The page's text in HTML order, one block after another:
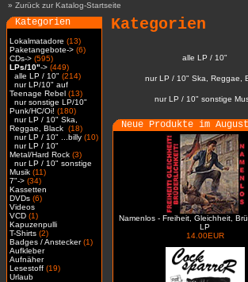
» Zurück zur Katalog-Startseite
Kategorien
Lokalmatadore (13)
Paketangebote-> (6)
CDs-> (595)
LPs/10"-> (449)
alle LP / 10" (214)
nur LP/10" auf
Teenage Rebel (13)
nur sonstige LP/10"
Punk/HC/Oi! (180)
nur LP / 10" Ska,
Reggae, Black (18)
nur LP / 10" ...billy (10)
nur LP / 10"
Metal/Hard Rock (3)
nur LP / 10" sonstige
Musik (11)
7"-> (34)
Kassetten
DVDs (6)
Videos
VCD (1)
Kapuzenpulli
T-Shirts (2)
Badges / Anstecker(1)
Aufkleber
Aufnäher
Lesestoff (19)
Urlaub
Kategorien
alle LP / 10"
nur LP / 10" Ska, Reggae,
nur LP / 10" sonstige
Neue Produkte im August
Namenlos - Freiheit, Gleichheit,
LP
14.00EUR